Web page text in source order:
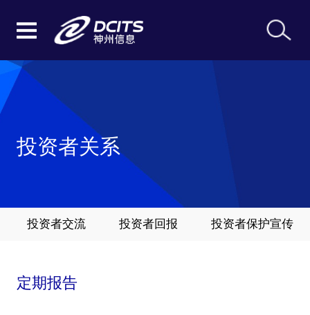
投资者关系
投资者交流 投资者回报 投资者保护宣传
定期报告